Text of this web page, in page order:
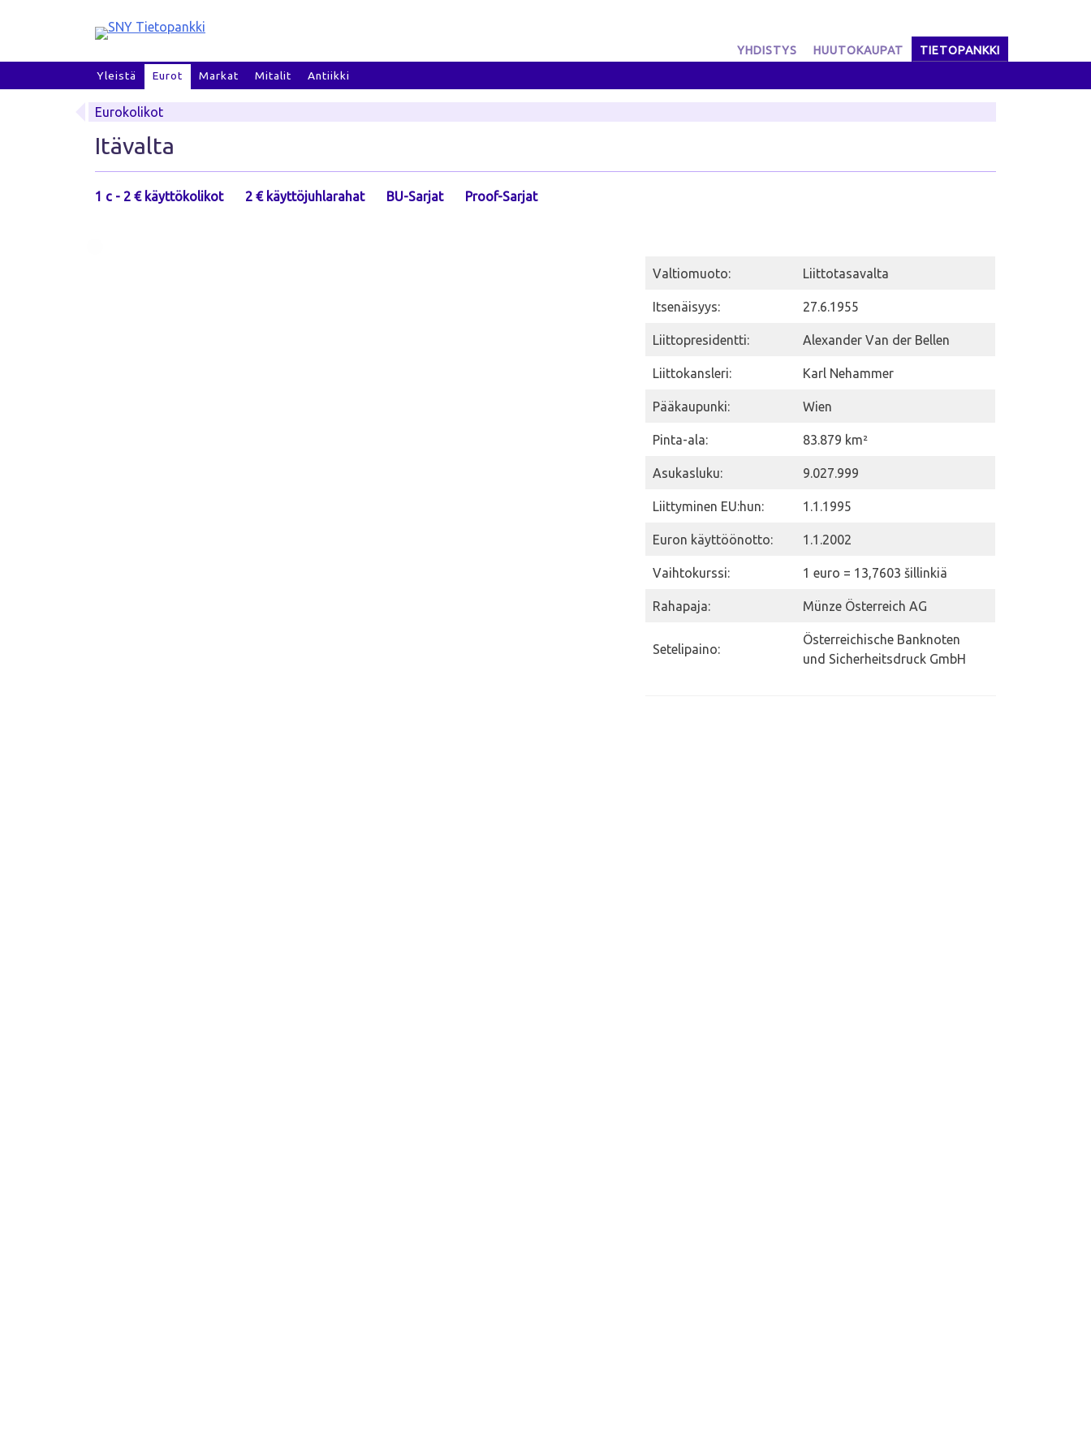
YHDISTYS HUUTOKAUPAT
TIETOPANKKI
Yleistä
Eurot Markat Mitalit Antiikki
Eurokolikot
Itävalta
1 c - 2 € käyttökolikot 2 € käyttöjuhlarahat BU-Sarjat Proof-Sarjat
Valtiomuoto: Liittotasavalta
Itsenäisyys: 27.6.1955
Liittopresidentti: Alexander Van der Bellen
Liittokansleri: Karl Nehammer
Pääkaupunki: Wien
Pinta-ala: 83.879 km²
Asukasluku: 9.027.999
Liittyminen EU:hun: 1.1.1995
Euron käyttöönotto: 1.1.2002
Vaihtokurssi: 1 euro = 13,7603 šillinkiä
Rahapaja: Münze Österreich AG
Setelipaino:
Österreichische Banknoten
und Sicherheitsdruck GmbH